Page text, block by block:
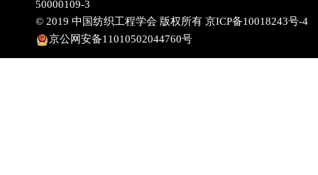
50000109-3
© 2019 中国纺织工程学会 版权所有 京ICP备10018243号-4
京公网安备11010502044760号